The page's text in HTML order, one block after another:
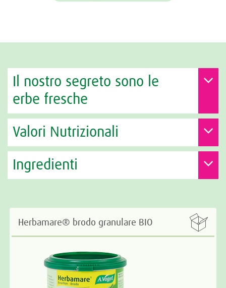
Il nostro segreto sono le
erbe fresche
Valori Nutrizionali
Ingredienti

Herbamare® brodo granulare BIO